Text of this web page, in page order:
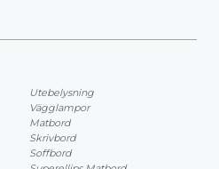
Utebelysning
Vägglampor
Matbord
Skrivbord
Soffbord